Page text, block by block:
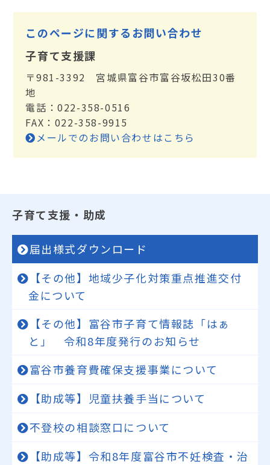
このページに関するお問い合わせ
子育て支援課
〒981-3392 宮城県富谷市富谷坂松田30番
地
電話：022-358-0516
FAX：022-358-9915
メールでのお問い合わせはこちら
子育て支援・助成
届出様式ダウンロード
【その他】地域少子化対策重点推進交付
金について
【その他】富谷市子育て情報誌「はぁ
と」 令和8年度発行のお知らせ
富谷市養育費確保支援事業について
【助成等】児童扶養手当について
不登校の相談窓口について
【助成等】令和8年度富谷市不妊検査・治